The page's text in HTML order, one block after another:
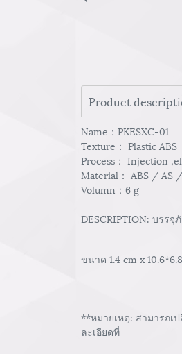
Product
Name：PKESXC-01
Texture： Plastic ABS
Process： Injection
Material： ABS / AS
Volumn：6 g
DESCRIPTION: บรร
ขนาด 1.4 cm x
**หมายเหตุ: สามารถเ
ละเอียดที่